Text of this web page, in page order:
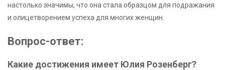
настолько значимы, что она стала образцом для подражания
и олицетворением успеха для многих женщин.
Вопрос-ответ:
Какие достижения имеет Юлия Розенберг?